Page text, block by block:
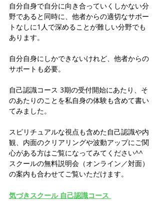
自分自身で自分に向き合っていくしかない分
野であると同時に、他者からの適切なサポー
トなしに1人で深めることが難しい分野でも
あります。
自分自身にしかできないけれど、他者からの
サポートも必要。
自己認識コース 3期の受付開始にあたり、そ
のあたりのことを私自身の体験も含めて書い
てみました。
スピリチュアルな視点も含めた自己認識や内
観、内面のクリアリングや波動アップにご関
心がある方はご覧になってみてください^^
スクールの無料説明会（オンライン／対面）
の案内も合わせてご覧いただけます。
気づきスクール 自己認識コース